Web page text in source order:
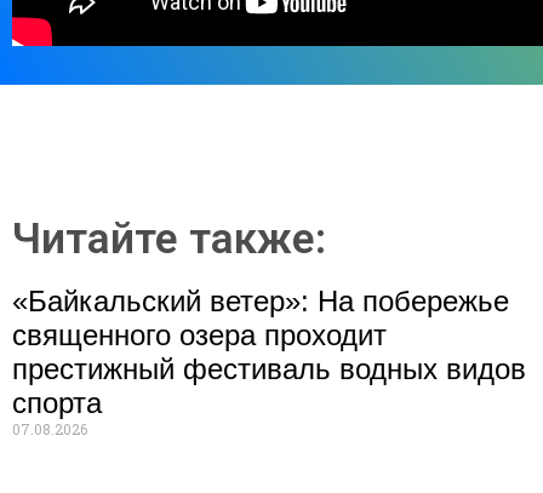
Читайте также:
«Байкальский ветер»: На побережье
священного озера проходит
престижный фестиваль водных видов
спорта
07.08.2026